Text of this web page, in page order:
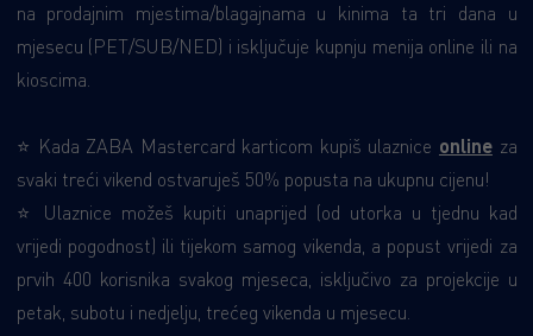
na prodajnim mjestima/blagajnama u kinima ta tri dana u
mjesecu (PET/SUB/NED) i isključuje kupnju menija online ili na
kioscima.
⭐ Kada ZABA Mastercard karticom kupiš ulaznice onlineza
svaki treći vikend ostvaruješ 50% popusta na ukupnu cijenu!
⭐ Ulaznice možeš kupiti unaprijed (od utorka u tjednu kad
vrijedi pogodnost) ili tijekom samog vikenda, a popust vrijedi za
prvih 400 korisnika svakog mjeseca, isključivo za projekcije u
petak, subotu i nedjelju, trećeg vikenda u mjesecu.